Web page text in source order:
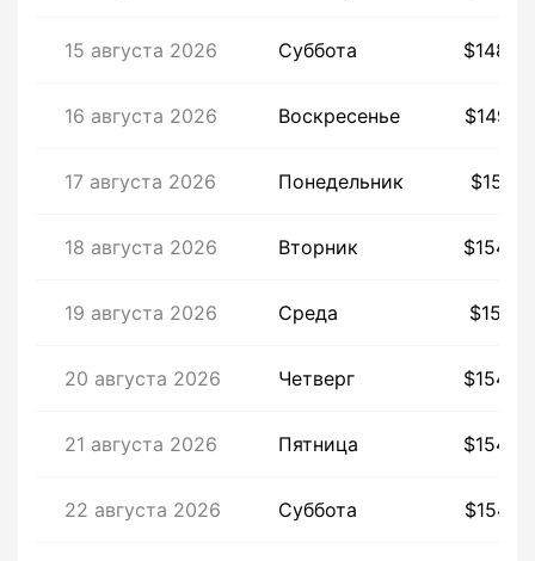
15 августа 2026 Суббота
16 августа 2026 Воскресенье
17 августа 2026 Понедельник
18 августа 2026 Вторник
19 августа 2026 Среда
20 августа 2026 Четверг
21 августа 2026 Пятница
22 августа 2026 Суббота